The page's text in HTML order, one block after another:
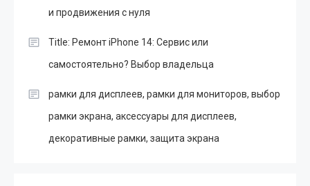
и продвижения с нуля
Title: Ремонт iPhone 14: Сервис или
самостоятельно? Выбор владельца
рамки для дисплеев, рамки для мониторов, выбор
рамки экрана, аксессуары для дисплеев,
декоративные рамки, защита экрана